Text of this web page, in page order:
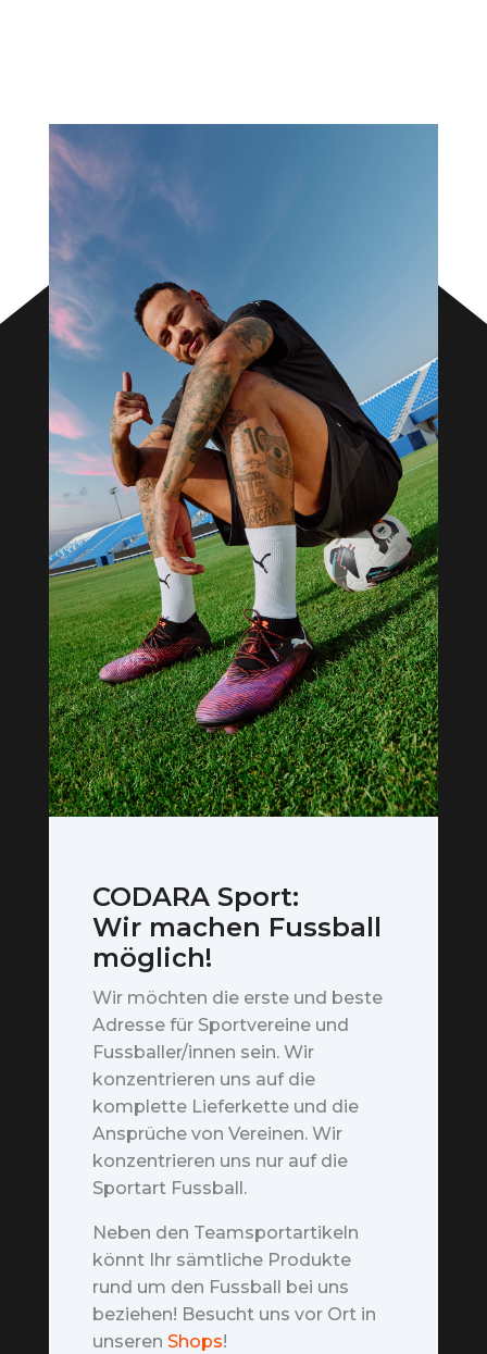
CODARA Sport:
Wir machen Fussball
möglich!
Wir möchten die erste und beste
Adresse für Sportvereine und
Fussballer/innen sein. Wir
konzentrieren uns auf die
komplette Lieferkette und die
Ansprüche von Vereinen. Wir
konzentrieren uns nur auf die
Sportart Fussball.
Neben den Teamsportartikeln
könnt Ihr sämtliche Produkte
rund um den Fussball bei uns
beziehen! Besucht uns vor Ort in
unseren Shops!